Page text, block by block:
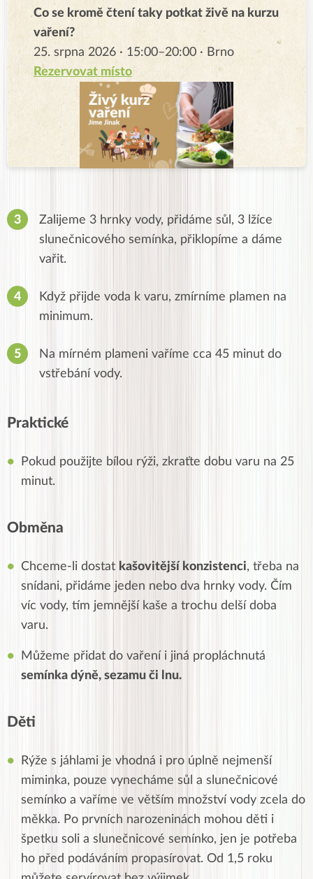
Co se kromě čtení taky potkat živě na kurzu
vaření?
25. srpna 2026 · 15:00–20:00 · Brno
Rezervovat místo
Zalijeme 3 hrnky vody, přidáme sůl, 3 lžíce
slunečnicového semínka, přiklopíme a dáme
vařit.
Když přijde voda k varu, zmírníme plamen na
minimum.
Na mírném plameni vaříme cca 45 minut do
vstřebání vody.
Praktické
Pokud použijte bílou rýži, zkraťte dobu varu na 25
minut.
Obměna
Chceme-li dostat kašovitější konzistenci, třeba na
snídani, přidáme jeden nebo dva hrnky vody. Čím
víc vody, tím jemnější kaše a trochu delší doba
varu.
Můžeme přidat do vaření i jiná propláchnutá
semínka dýně, sezamu či lnu.
Děti
Rýže s jáhlami je vhodná i pro úplně nejmenší
miminka, pouze vynecháme sůl a slunečnicové
semínko a vaříme ve větším množství vody zcela do
měkka. Po prvních narozeninách mohou děti i
špetku soli a slunečnicové semínko, jen je potřeba
ho před podáváním propasírovat. Od 1,5 roku